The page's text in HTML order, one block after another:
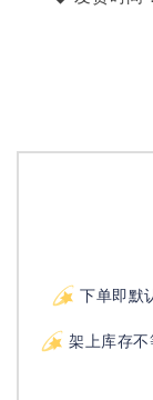
下单即默
架上库存